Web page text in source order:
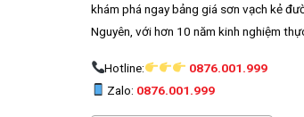
khám phá ngay bảng giá sơn vạch kẻ
Nguyên, với hơn 10 năm kinh nghiệm
Hotline:
0876.001.999
Zalo: 0876.001.999